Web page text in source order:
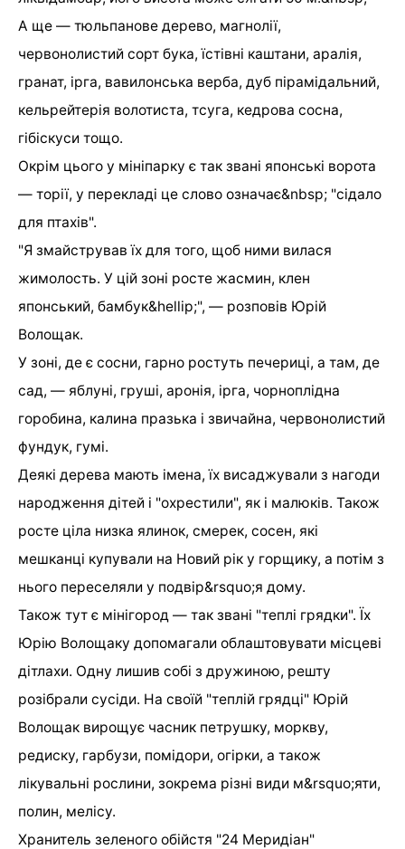
А ще — тюльпанове дерево, магнолії,
червонолистий сорт бука, їстівні каштани, аралія,
гранат, ірга, вавилонська верба, дуб пірамідальний,
кельрейтерія волотиста, тсуга, кедрова сосна,
гібіскуси тощо.
Окрім цього у мініпарку є так звані японські ворота
— торії, у перекладі це слово означає&nbsp; "сідало
для птахів".
"Я змайстрував їх для того, щоб ними вилася
жимолость. У цій зоні росте жасмин, клен
японський, бамбук&hellip;", — розповів Юрій
Волощак.
У зоні, де є сосни, гарно ростуть печериці, а там, де
сад, — яблуні, груші, аронія, ірга, чорноплідна
горобина, калина празька і звичайна, червонолистий
фундук, гумі.
Деякі дерева мають імена, їх висаджували з нагоди
народження дітей і "охрестили", як і малюків. Також
росте ціла низка ялинок, смерек, сосен, які
мешканці купували на Новий рік у горщику, а потім з
нього переселяли у подвір&rsquo;я дому.
Також тут є мінігород — так звані "теплі грядки". Їх
Юрію Волощаку допомагали облаштовувати місцеві
дітлахи. Одну лишив собі з дружиною, решту
розібрали сусіди. На своїй "теплій грядці" Юрій
Волощак вирощує часник петрушку, моркву,
редиску, гарбузи, помідори, огірки, а також
лікувальні рослини, зокрема різні види м&rsquo;яти,
полин, мелісу.
Хранитель зеленого обійстя "24 Меридіан"